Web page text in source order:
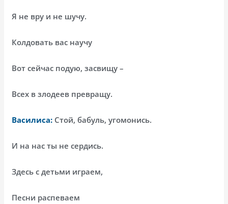
Я не вру и не шучу.
Колдовать вас научу
Вот сейчас подую, засвищу –
Всех в злодеев превращу.
Василиса: Стой, бабуль, угомонись.
И на нас ты не сердись.
Здесь с детьми играем,
Песни распеваем